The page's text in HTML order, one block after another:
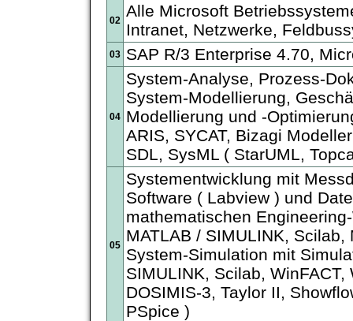
02
Alle Microsoft
Intranet, Netzwerke,
03 SAP R/3 Enterprise 4.70,
04
System-Analyse, Prozess-
System-Modellierung,
Modellierung und -
ARIS, SYCAT, Bizagi
SDL, SysML ( StarUML,
05
Systementwicklung mit
Software ( Labview ) und
mathematischen
MATLAB / SIMULINK, Scilab,
System-Simulation mit
SIMULINK, Scilab, WinFACT,
DOSIMIS-3, Taylor II,
PSpice )